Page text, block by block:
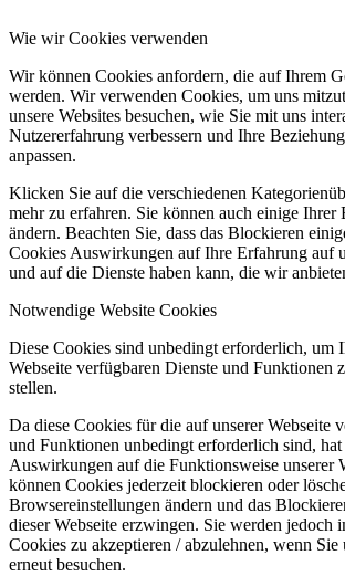
Wie wir Cookies verwenden
Wir können Cookies anfordern, die auf Ihrem
werden. Wir verwenden Cookies, um uns
unsere Websites besuchen, wie Sie mit uns
Nutzererfahrung verbessern und Ihre
anpassen.
Klicken Sie auf die verschiedenen
mehr zu erfahren. Sie können auch einige Ihrer
ändern. Beachten Sie, dass das Blockieren
Cookies Auswirkungen auf Ihre Erfahrung auf
und auf die Dienste haben kann, die wir
Notwendige Website Cookies
Diese Cookies sind unbedingt erforderlich, um
Webseite verfügbaren Dienste und Funktionen
stellen.
Da diese Cookies für die auf unserer Webseite
und Funktionen unbedingt erforderlich sind,
Auswirkungen auf die Funktionsweise unserer
können Cookies jederzeit blockieren oder
Browsereinstellungen ändern und das
dieser Webseite erzwingen. Sie werden jedoch
Cookies zu akzeptieren / abzulehnen, wenn Sie
erneut besuchen.